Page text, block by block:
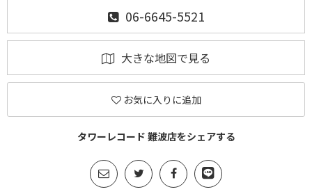
06-6645-5521
大きな地図で見る
お気に入りに追加
タワーレコード 難波店をシェアする